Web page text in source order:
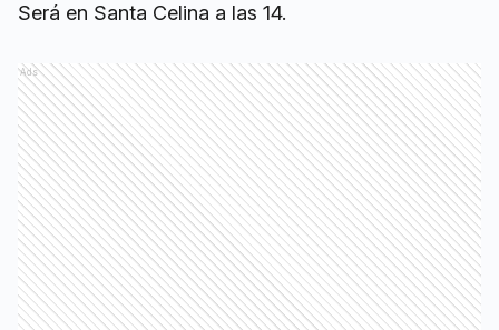
Será en Santa Celina a las 14.
Ads